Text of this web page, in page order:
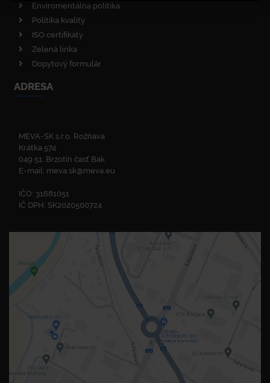
Enviromentálna politika
Politika kvality
ISO certifikáty
Zelená linka
Dopytový formulár
ADRESA
MEVA-SK s.r.o. Rožňava
Krátka 574
049 51, Brzotín časť Bak
E-mail: meva.sk@meva.eu
IČO: 31681051
IČ DPH: SK2020500724